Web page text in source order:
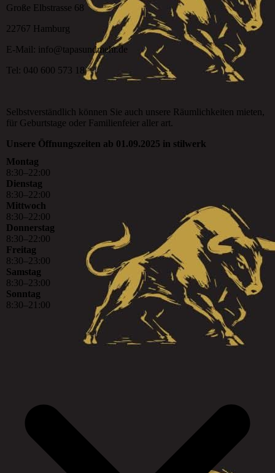
Große Elbstrasse 68
22767 Hamburg
E-Mail: info@tapasundmehr.de
Tel: 040 600 573 18
Selbstverständlich können Sie auch unsere Räumlichkeiten mieten,
für Geburtstage oder Familienfeier aller art.
Unsere Öffnungszeiten ab 01.09.2025 in stilwerk
Montag
8:30–22:00
Dienstag
8:30–22:00
Mittwoch
8:30–22:00
Donnerstag
8:30–22:00
Freitag
8:30–23:00
Samstag
8:30–23:00
Sonntag
8:30–21 :00